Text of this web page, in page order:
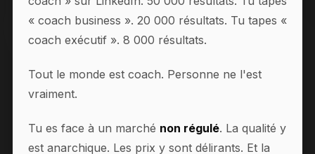
« coach business ». 20 000 résultats. Tu tapes «
coach exécutif ». 8 000 résultats.
Tout le monde est coach. Personne ne l'est
vraiment.
Tu es face à un marché non régulé. La qualité y
est anarchique. Les prix y sont délirants. Et la